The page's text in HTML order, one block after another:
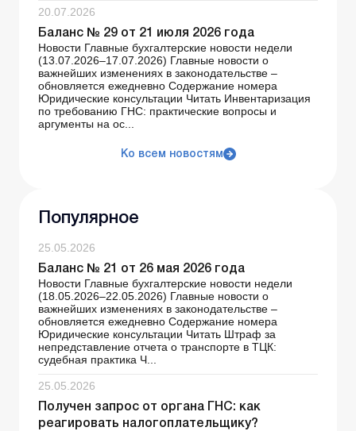
20.07.2026
Баланс № 29 от 21 июля 2026 года
Новости Главные бухгалтерские новости недели
(13.07.2026–17.07.2026) Главные новости о
важнейших изменениях в законодательстве –
обновляется ежедневно Содержание номера
Юридические консультации Читать Инвентаризация
по требованию ГНС: практические вопросы и
аргументы на ос...
Ко всем новостям
Популярное
25.05.2026
Баланс № 21 от 26 мая 2026 года
Новости Главные бухгалтерские новости недели
(18.05.2026–22.05.2026) Главные новости о
важнейших изменениях в законодательстве –
обновляется ежедневно Содержание номера
Юридические консультации Читать Штраф за
непредставление отчета о транспорте в ТЦК:
судебная практика Ч...
25.05.2026
Получен запрос от органа ГНС: как
реагировать налогоплательщику?